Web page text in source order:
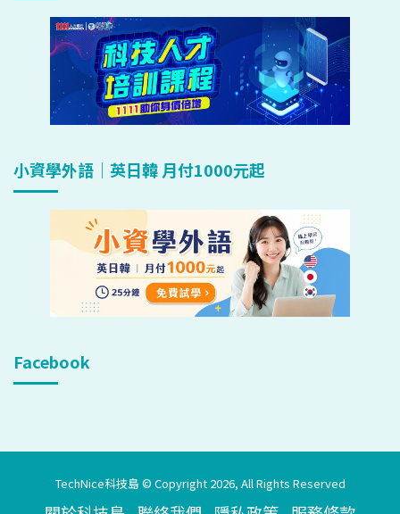
小資學外語｜英日韓 月付1000元起
Facebook
TechNice科技島 © Copyright 2026, All Rights Reserved